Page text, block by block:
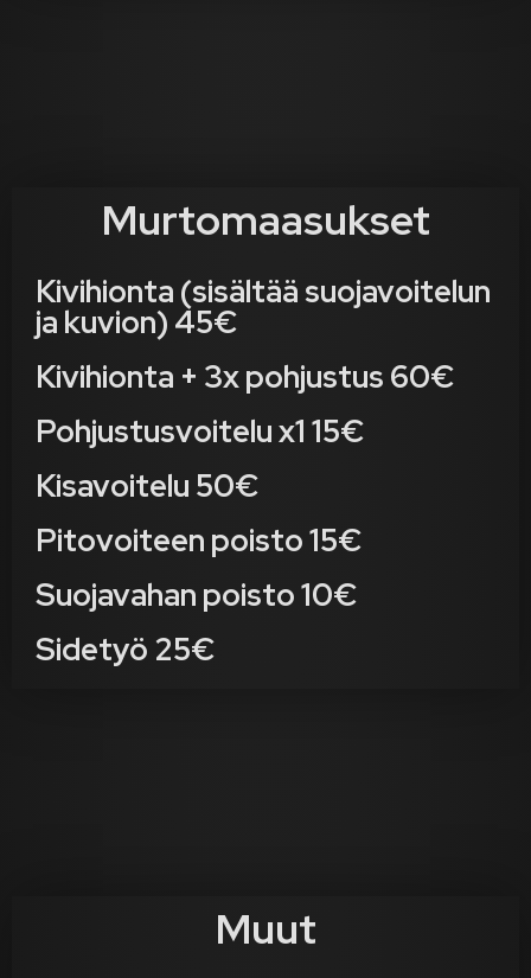
Murtomaasukset
Kivihionta (sisältää suojavoitelun
ja kuvion) 45€
Kivihionta + 3x pohjustus 60€
Pohjustusvoitelu x1 15€
Kisavoitelu 50€
Pitovoiteen poisto 15€
Suojavahan poisto 10€
Sidetyö 25€
Muut